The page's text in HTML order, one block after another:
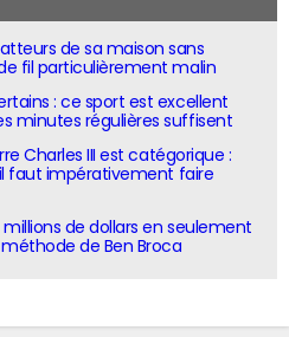
de sa maison sans
fil particulièrement malin
: ce sport est excellent
minutes régulières suffisent
Charles III est catégorique :
faut impérativement faire
millions de dollars en seulement
de Ben Broca